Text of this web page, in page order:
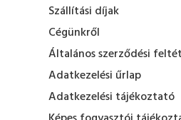
Szállítási díjak
Cégünkről
Általános szerződési
Adatkezelési űrlap
Adatkezelési tájékoztató